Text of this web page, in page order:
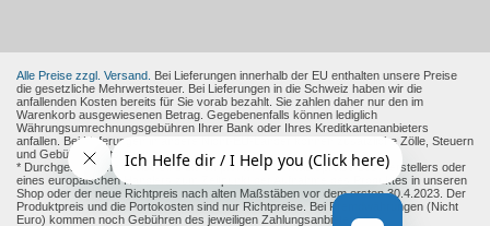
Alle Preise zzgl. Versand. Bei Lieferungen innerhalb der EU enthalten unsere Preise
die gesetzliche Mehrwertsteuer. Bei Lieferungen in die Schweiz haben wir die
anfallenden Kosten bereits für Sie vorab bezahlt. Sie zahlen daher nur den im
Warenkorb ausgewiesenen Betrag. Gegebenenfalls können lediglich
Währungsumrechnungsgebühren Ihrer Bank oder Ihres Kreditkartenanbieters
anfallen. Bei Lieferungen in andere Nicht-EU-Länder können zusätzliche Zölle, Steuern
und Gebühren entstehen.
* Durchgestrichene Preise sind die empfohlenen Verkaufspreise des Herstellers oder
eines europäischen Händlers zum Zeitpunkt der Aufnahme des Produktes in unseren
Shop oder der neue Richtpreis nach alten Maßstäben vor dem ersten 30.4.2023. Der
Produktpreis und die Portokosten sind nur Richtpreise. Bei Fremdwährungen (Nicht
Euro) kommen noch Gebühren des jeweiligen Zahlungsanbieter und